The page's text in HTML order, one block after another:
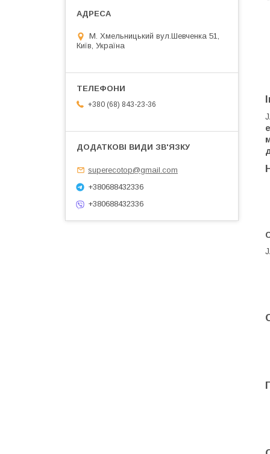
М. Хмельницький вул.Шевченка 51,
Київ, Україна
+380 (68) 843-23-36
superecotop@gmail.com
+380688432336
+380688432336